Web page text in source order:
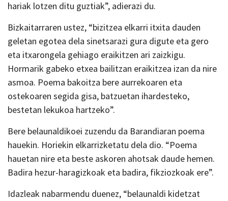
hariak lotzen ditu guztiak”, adierazi du.
Bizkaitarraren ustez, “bizitzea elkarri itxita dauden
geletan egotea dela sinetsarazi gura digute eta gero
eta itxarongela gehiago eraikitzen ari zaizkigu.
Hormarik gabeko etxea bailitzan eraikitzea izan da nire
asmoa. Poema bakoitza bere aurrekoaren eta
ostekoaren segida gisa, batzuetan ihardesteko,
bestetan lekukoa hartzeko”.
Bere belaunaldikoei zuzendu da Barandiaran poema
hauekin. Horiekin elkarrizketatu dela dio. “Poema
hauetan nire eta beste askoren ahotsak daude hemen.
Badira hezur-haragizkoak eta badira, fikziozkoak ere”.
Idazleak nabarmendu duenez, “belaunaldi kidetzat